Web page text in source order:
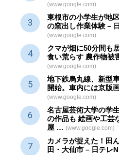
(www.google.com)
東根市の小学生が地
の窯出し作業体験 –
(www.google.com)
クマが畑に50分間も
食い荒らす 農作物被
(www.google.com)
地下鉄烏丸線、新型
開始。車内には京版
(www.google.com)
名古屋芸術大学の学
の作品も 絵画や工芸
屋 … (www.google.com)
カメラが捉えた！田
田・大仙市 – 日テレ